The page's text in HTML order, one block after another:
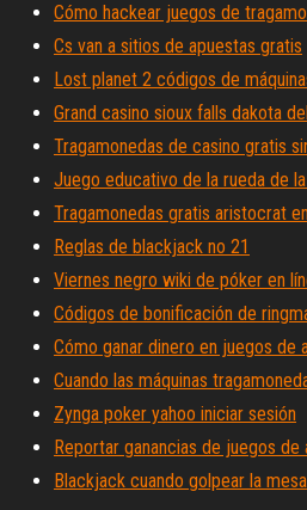
Cómo hackear juegos de
Cs van a sitios de apuestas gratis
Lost planet 2 códigos de
Grand casino sioux falls dakota
Tragamonedas de casino gratis
Juego educativo de la rueda de
Tragamonedas gratis aristocrat
Reglas de blackjack no 21
Viernes negro wiki de póker en
Códigos de bonificación de
Cómo ganar dinero en juegos de
Cuando las máquinas
Zynga poker yahoo iniciar sesión
Reportar ganancias de juegos de
Blackjack cuando golpear la mesa